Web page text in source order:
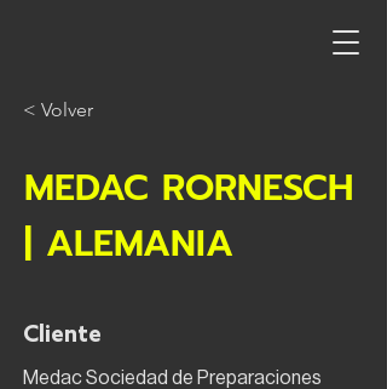
< Volver
MEDAC RORNESCH
| ALEMANIA
Cliente
Medac Sociedad de Preparaciones